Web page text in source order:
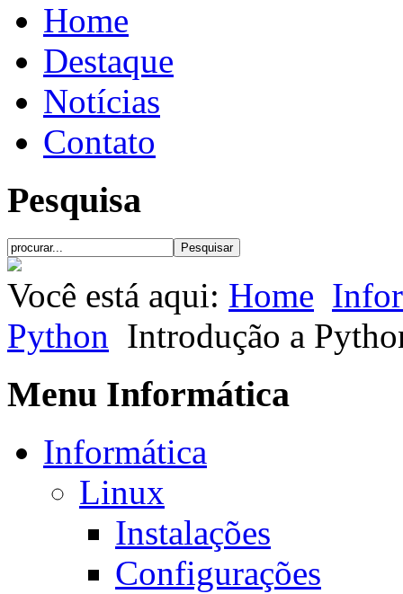
Home
Destaque
Notícias
Contato
Pesquisa
Você está aqui: Home
Python Introdução a
Menu Informática
Informática
Linux
Instalações
Configurações